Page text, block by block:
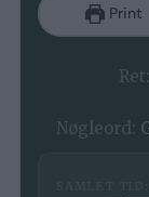
Print
Ret:
Nøgleord: